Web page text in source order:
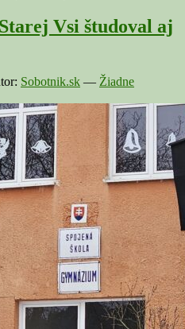
Vsi študoval aj
Sobotnik.sk — Žiadne